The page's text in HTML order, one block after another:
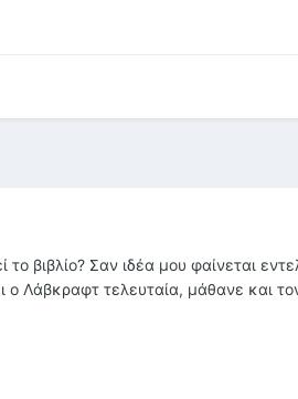
το βιβλίο? Σαν ιδέα μου φαίνεται
ο Λάβκραφτ τελευταία, μάθανε και